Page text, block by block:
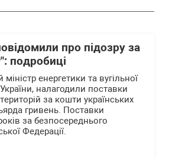
про підозру за
подробиці
енергетики та вугільної
налагодили поставки
за кошти українських
гривень. Поставки
за безпосереднього
Федерації.